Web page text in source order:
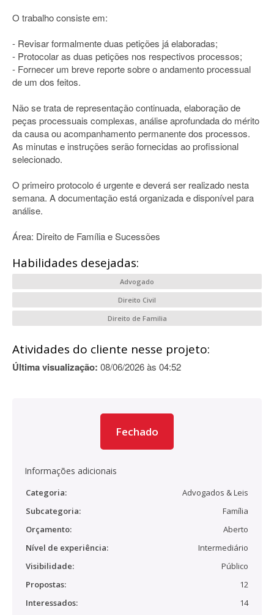
O trabalho consiste em:
- Revisar formalmente duas petições já elaboradas;
- Protocolar as duas petições nos respectivos processos;
- Fornecer um breve reporte sobre o andamento processual
de um dos feitos.
Não se trata de representação continuada, elaboração de
peças processuais complexas, análise aprofundada do mérito
da causa ou acompanhamento permanente dos processos.
As minutas e instruções serão fornecidas ao profissional
selecionado.
O primeiro protocolo é urgente e deverá ser realizado nesta
semana. A documentação está organizada e disponível para
análise.
Área: Direito de Família e Sucessões
Habilidades desejadas:
Advogado
Direito Civil
Direito de Familia
Atividades do cliente nesse projeto:
Última visualização: 08/06/2026 às 04:52
Fechado
Informações adicionais
Categoria:
Advogados & Leis
Subcategoria:
Família
Orçamento:
Aberto
Nível de experiência:
Intermediário
Visibilidade:
Público
Propostas:
12
Interessados:
14